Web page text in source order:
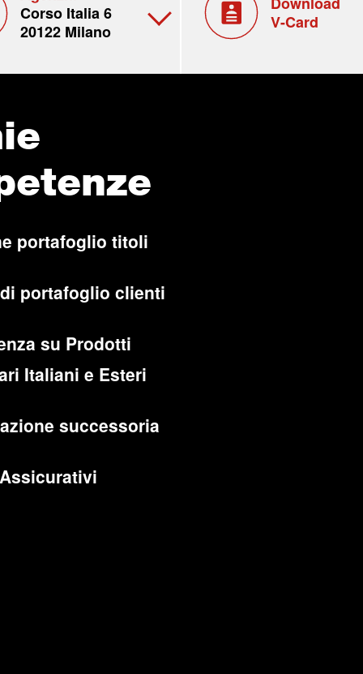
Corso Italia 6
20122 Milano
V-Card
portafoglio titoli
portafoglio clienti
su Prodotti
Italiani e Esteri
successoria